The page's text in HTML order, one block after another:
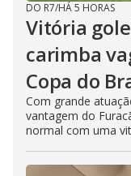
DO R7/HÁ 5 HORAS
Vitória
carimba
Copa do
Com grande
vantagem do
normal com uma